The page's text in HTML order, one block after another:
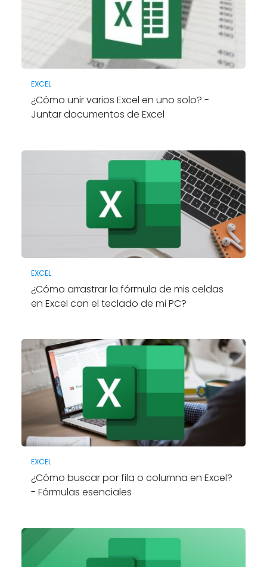
EXCEL
¿Cómo unir varios Excel en uno solo? -
Juntar documentos de Excel
EXCEL
¿Cómo arrastrar la fórmula de mis celdas
en Excel con el teclado de mi PC?
EXCEL
¿Cómo buscar por fila o columna en Excel?
- Fórmulas esenciales